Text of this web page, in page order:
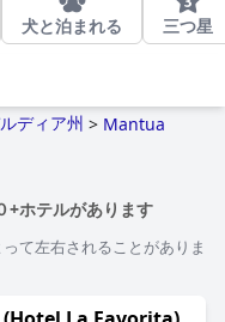
犬と泊まれる 三つ星
ディア州 > Mantua
+ホテルがあります
て左右されることがありま